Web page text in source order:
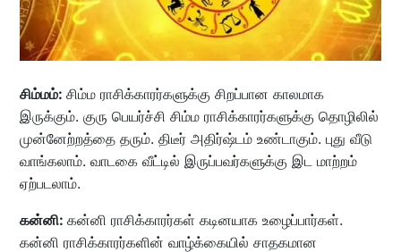
சிம்மம்: சிம்ம ராசிக்காரர்களுக்கு சிறப்பான காலமாக
இருக்கும். குரு பெயர்ச்சி சிம்ம ராசிக்காரர்களுக்கு தொழிலில்
முன்னேற்றத்தை தரும். திடீர் அதிர்ஷ்டம் உண்டாகும். புது வீடு
வாங்கலாம். வாடகை வீட்டில் இருப்பவர்களுக்கு இட மாற்றம்
ஏற்படலாம்.
கன்னி: கன்னி ராசிக்காரர்கள் கடினயாக உழைப்பார்கள்.
கன்னி ராசிக்காரர்களின் வாழ்க்கையில் சாதகமான